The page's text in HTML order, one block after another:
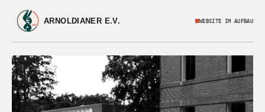
ARNOLDIANER E.V. WEBSITE IM AUFBAU